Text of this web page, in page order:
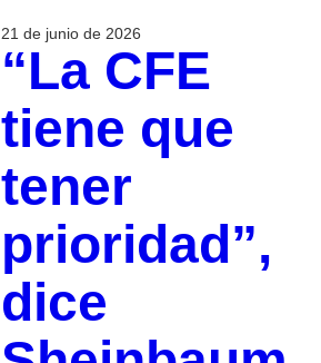
21 de junio de 2026
“La CFE
tiene que
tener
prioridad”,
dice